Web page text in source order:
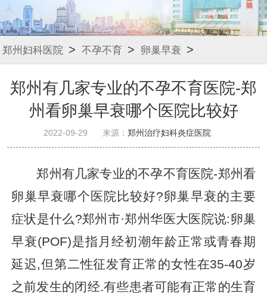
郑州妇科医院 > 不孕不育 > 卵巢早衰 >
郑州有几家专业的不孕不育医院-郑
州看卵巢早衰哪个医院比较好
2022-09-29 来源： 郑州治疗妇科炎症医院
郑州有几家专业的不孕不育医院-郑州看
卵巢早衰哪个医院比较好?卵巢早衰的主要
症状是什么?郑州市·郑州华医大医院说:卵巢
早衰(POF)是指月经初潮年龄正常或青春期
延迟,但第二性征发育正常的女性在35-40岁
之前发生的闭经.有些患者可能有正常的生育